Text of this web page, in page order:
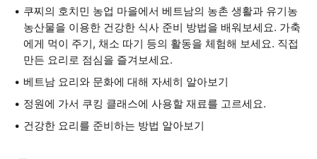
쿠찌의 호치민 농업 마을에서 베트남의 농촌 생활과 유기농
농산물을 이용한 건강한 식사 준비 방법을 배워보세요. 가축
에게 먹이 주기, 채소 따기 등의 활동을 체험해 보세요. 직접
만든 요리로 점심을 즐겨보세요.
베트남 요리와 문화에 대해 자세히 알아보기
정원에 가서 쿠킹 클래스에 사용할 재료를 고르세요.
건강한 요리를 준비하는 방법 알아보기